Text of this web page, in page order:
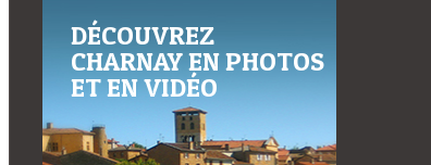
DÉCOUVREZ
CHARNAY EN PHOTOS
ET EN VIDÉO